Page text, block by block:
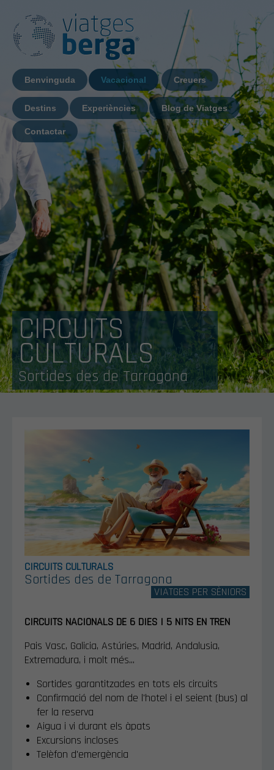
Benvinguda Vacacional Creuers
Destins Experiències Blog de Viatges
Contactar
CIRCUITS
CULTURALS
Sortides des de Tarragona
CIRCUITS CULTURALS
Sortides des de Tarragona
VIATGES PER SÈNIORS
CIRCUITS NACIONALS DE 6 DIES I 5 NITS EN TREN
Pais Vasc, Galicia, Astúries, Madrid, Andalusia,
Extremadura, i molt més...
Sortides garantitzades en tots els circuits
Confirmació del nom de l'hotel i el seient (bus) al
fer la reserva
Aigua i vi durant els àpats
Excursions incloses
Telèfon d'emergència​